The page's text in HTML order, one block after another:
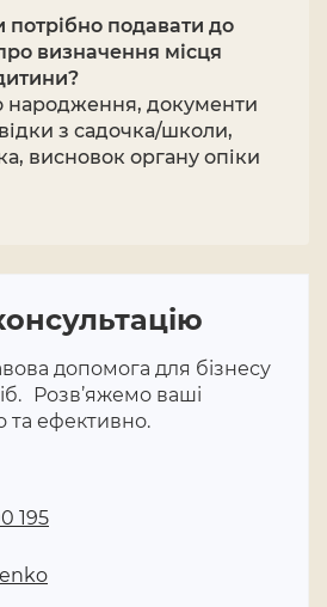
потрібно подавати до
визначення місця
народження, документи
з садочка/школи,
висновок органу опіки
допомога для бізнесу
Розв’яжемо ваші
та ефективно.
195